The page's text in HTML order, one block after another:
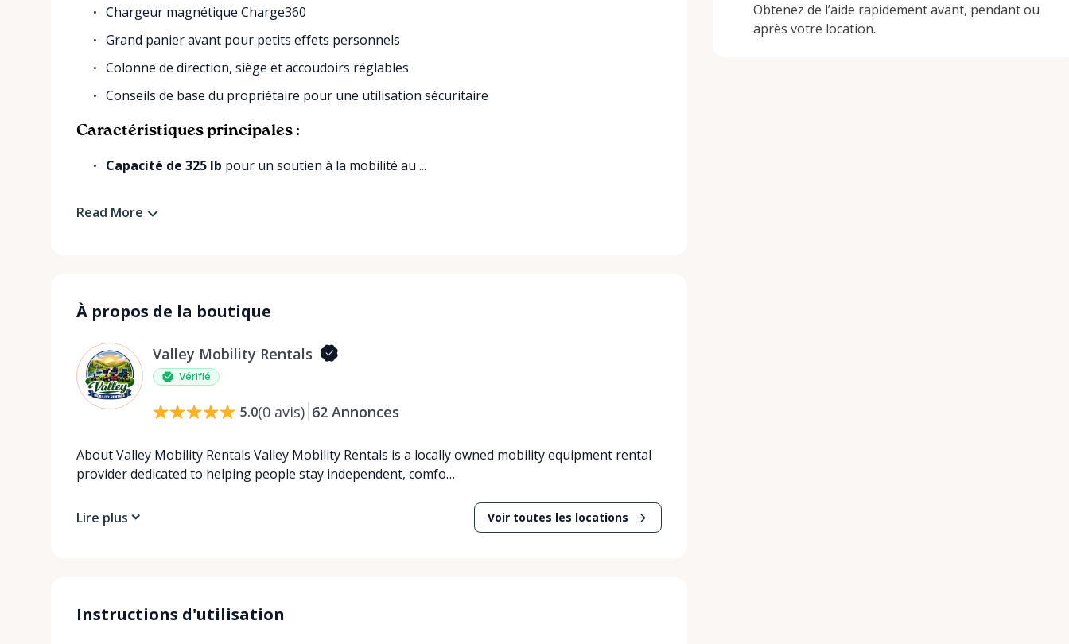
Chargeur magnétique Charge360
Grand panier avant pour petits effets personnels
Colonne de direction, siège et accoudoirs réglables
Conseils de base du propriétaire pour une utilisation sécuritaire
Caractéristiques principales :
Capacité de 325 lb pour un soutien à la mobilité au ...
Read More
À propos de la boutique
Valley Mobility Rentals
Vérifié
5.0(0 avis) 62 Annonces
About Valley Mobility Rentals Valley Mobility Rentals is a locally owned mobility equipment rental
provider dedicated to helping people stay independent, comfo…
Lire plus Voir toutes les locations
Instructions d'utilisation
Obtenez de l’aide rapidement avant, pendant ou
après votre location.